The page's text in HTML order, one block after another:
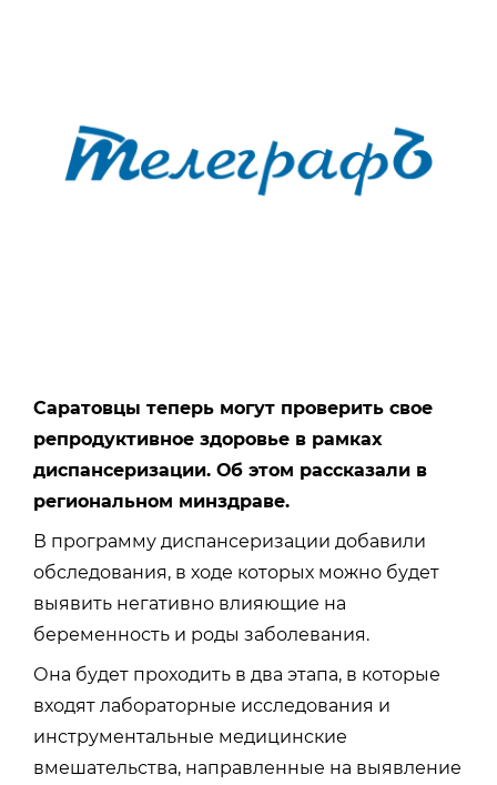
Саратовцы теперь могут проверить свое
репродуктивное здоровье в рамках
диспансеризации. Об этом рассказали в
региональном минздраве.
В программу диспансеризации добавили
обследования, в ходе которых можно будет
выявить негативно влияющие на
беременность и роды заболевания.
Она будет проходить в два этапа, в которые
входят лабораторные исследования и
инструментальные медицинские
вмешательства, направленные на выявление